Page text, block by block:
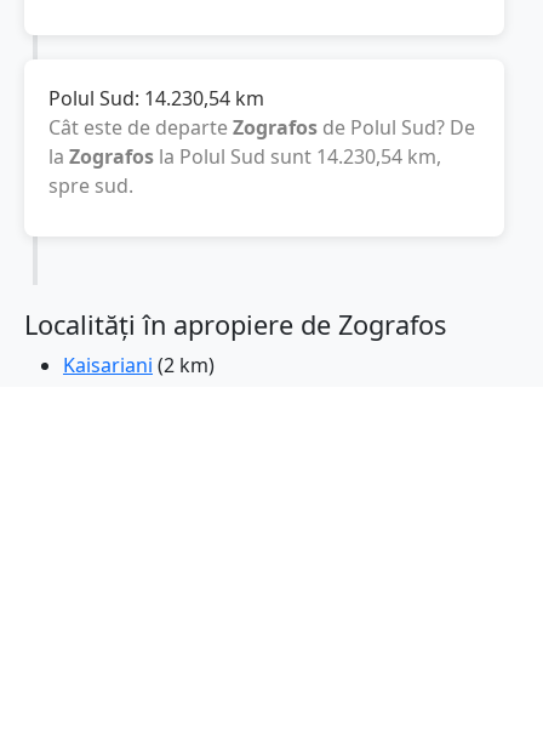
Polul Sud: 14.230,54 km
Cât este de departeZografos de Polul Sud? De
la Zografos la Polul Sud sunt 14.230,54 km,
spre sud.
Localități în apropiere de Zografos
Kaisariani (2 km)